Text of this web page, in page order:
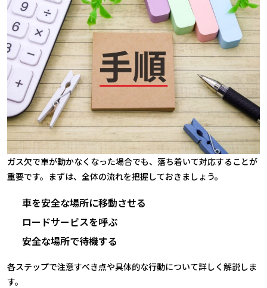
ガス欠で車が動かなくなった場合でも、落ち着いて対応することが
重要です。まずは、全体の流れを把握しておきましょう。
車を安全な場所に移動させる
ロードサービスを呼ぶ
安全な場所で待機する
各ステップで注意すべき点や具体的な行動について詳しく解説しま
す。